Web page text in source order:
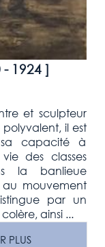
- 1924]
et sculpteur
polyvalent, il est
sa capacité à
des classes
la banlieue
mouvement
par un
ainsi ...
PLUS